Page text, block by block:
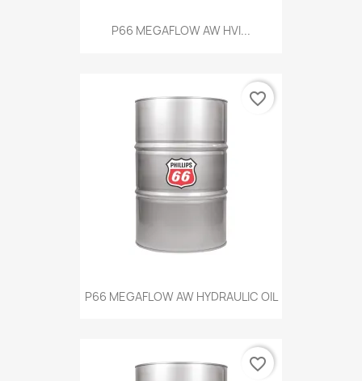
P66 MEGAFLOW AW HVI...
P66 MEGAFLOW AW HYDRAULIC OIL
favorite_border
favorite_border